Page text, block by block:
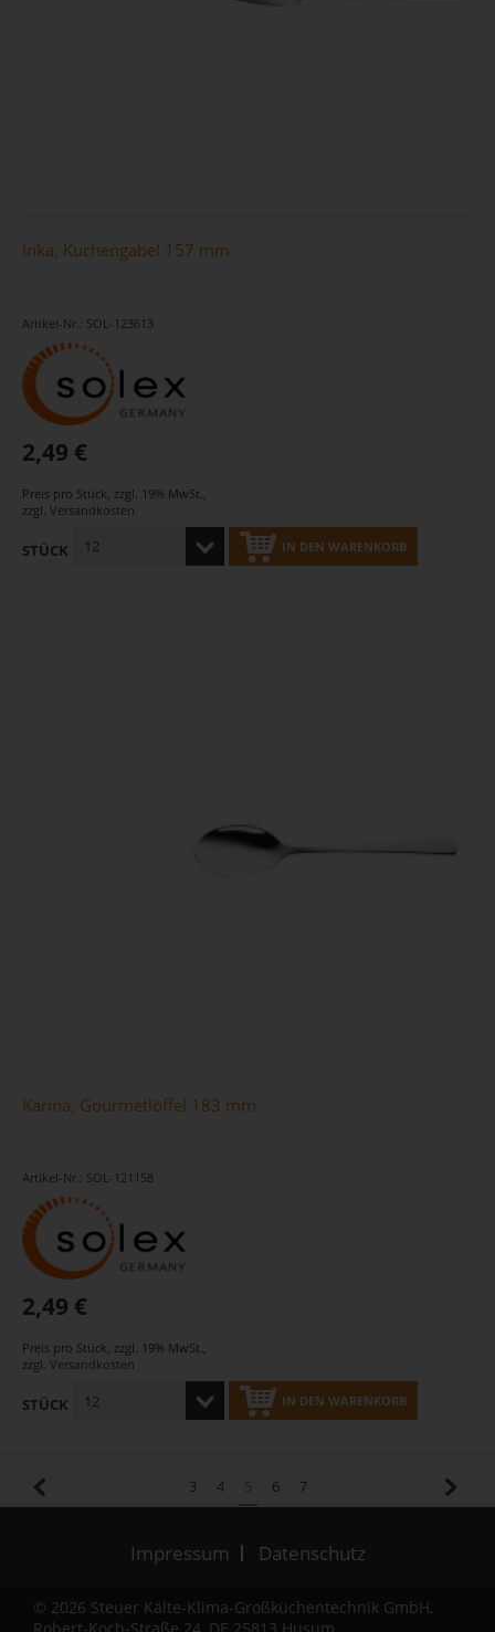
Inka, Kuchengabel 157 mm
Artikel-Nr.: SOL-123613
2,49 €
Preis pro Stück zzgl. 19% MwSt.
zzgl. Versandkosten
STÜCK IN DEN WARENKORB
Karina, Gourmetlöffel 183 mm
Artikel-Nr.: SOL-121158
2,49 €
Preis pro Stück, zzgl. 19% MwSt.,
zzgl. Versandkosten
STÜCK IN DEN WARENKORB
3 4 5 6 7
Impressum Datenschutz
© 2026 Steuer Kälte-Klima-Großküchentechnik GmbH,